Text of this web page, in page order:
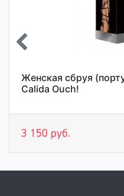
Женская сбруя
Calida Ouch!
3 150 руб.